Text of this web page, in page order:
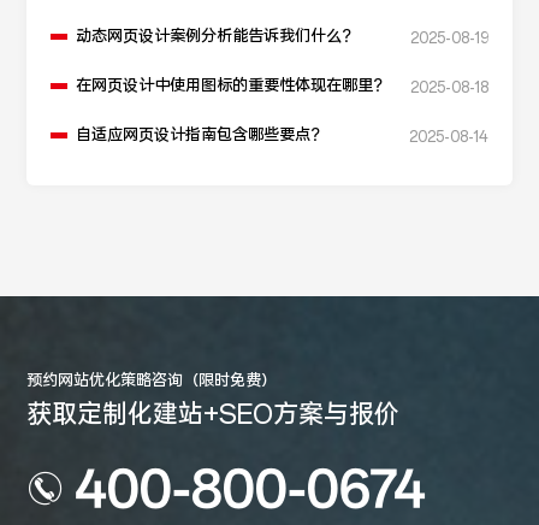
动态网页设计案例分析能告诉我们什么？ 2025-08-19
在网页设计中使用图标的重要性体现在哪里？ 2025-08-18
自适应网页设计指南包含哪些要点？ 2025-08-14
预约网站优化策略咨询（限时免费）
获取定制化建站+SEO方案与报价
400-800-0674